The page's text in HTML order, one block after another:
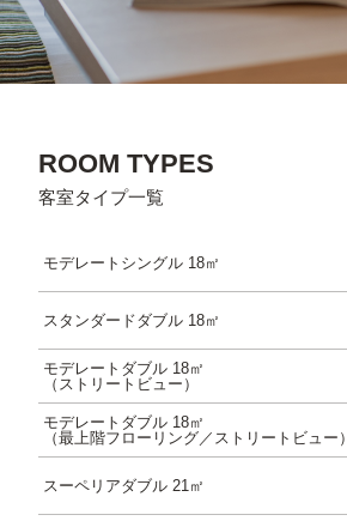
ROOM TYPES
客室タイプ一覧
モデレートシングル 18㎡
スタンダードダブル 18㎡
モデレートダブル 18㎡
（ストリートビュー）
モデレートダブル 18㎡
（最上階フローリング／ストリートビュー）
スーペリアダブル 21㎡